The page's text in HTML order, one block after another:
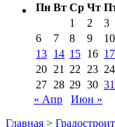
Пн Вт Ср Чт
1
2 3
6
7 8 9 10
13 14 15 16 17
20 21 22 23 24
27 28 29 30 31
« Апр
Июн »
Главная >